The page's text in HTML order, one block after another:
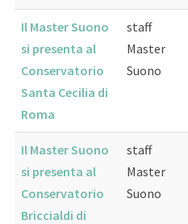
Il Master Suono
si presenta al
Conservatorio
Santa Cecilia di
Roma
staff
Master
Suono
Il Master Suono
si presenta al
Conservatorio
Briccialdi di
staff
Master
Suono